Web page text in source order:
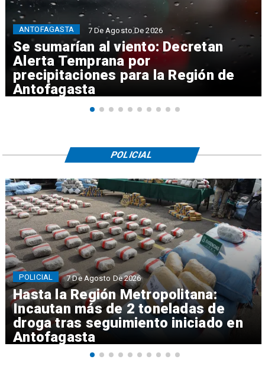
Se sumarían al viento: Decretan
Alerta Temprana por
precipitaciones para la Región de
Antofagasta
ANTOFAGASTA 7 De Agosto De 2026
Hasta la Región Metropolitana:
Incautan más de 2 toneladas de
droga tras seguimiento iniciado en
Antofagasta
POLICIAL 7 De Agosto De 2026
POLICIAL